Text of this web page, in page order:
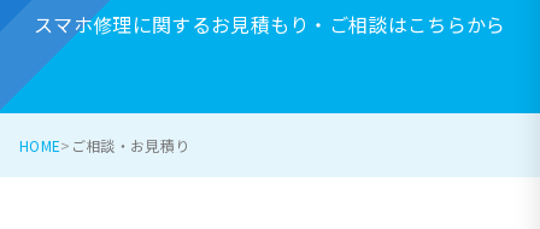
スマホ修理に関するお見積もり・ご相談はこちらから
HOME ご相談・お見積り